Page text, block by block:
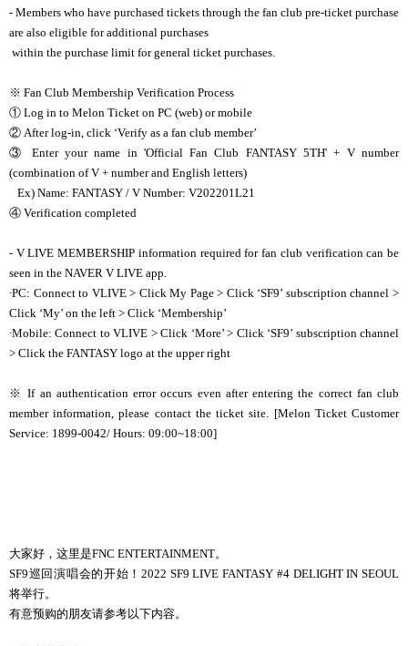
- Members who have purchased tickets through the fan club pre-ticket purchase
are also eligible for additional purchases
within the purchase limit for general ticket purchases.
※ Fan Club Membership Verification Process
① Log in to Melon Ticket on PC (web) or mobile
② After log-in, click ‘Verify as a fan club member’
③ Enter your name in 'Official Fan Club FANTASY 5TH' + V number
(combination of V + number and English letters)
Ex) Name: FANTASY / V Number: V202201L21
④ Verification completed
- V LIVE MEMBERSHIP information required for fan club verification can be
seen in the NAVER V LIVE app.
∙PC: Connect to VLIVE > Click My Page > Click ‘SF9’ subscription channel >
Click ‘My’ on the left > Click ‘Membership’
∙Mobile: Connect to VLIVE > Click ‘More’ > Click ‘SF9’ subscription channel
> Click the FANTASY logo at the upper right
※ If an authentication error occurs even after entering the correct fan club
member information, please contact the ticket site. [Melon Ticket Customer
Service: 1899-0042/ Hours: 09:00~18:00]
大家好，这里是FNC ENTERTAINMENT。
SF9巡回演唱会的开始！2022 SF9 LIVE FANTASY #4 DELIGHT IN SEOUL
将举行。
有意预购的朋友请参考以下内容。